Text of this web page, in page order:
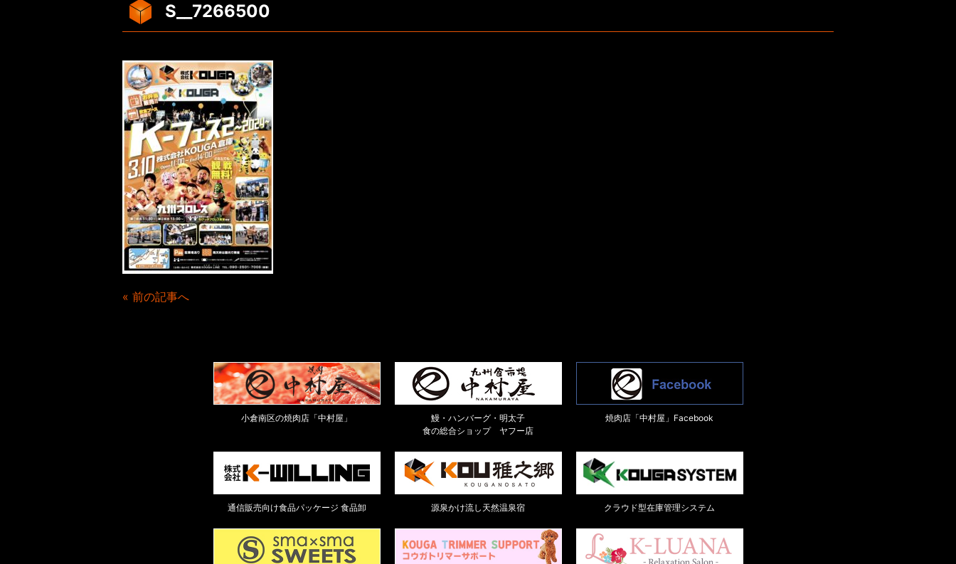
S__7266500
« 前の記事へ
小倉南区の焼肉店「中村屋」
鰻・ハンバーグ・明太子
食の総合ショップ ヤフー店
焼肉店「中村屋」Facebook
通信販売向け食品パッケージ 食品卸 源泉かけ流し天然温泉宿 クラウド型在庫管理システム